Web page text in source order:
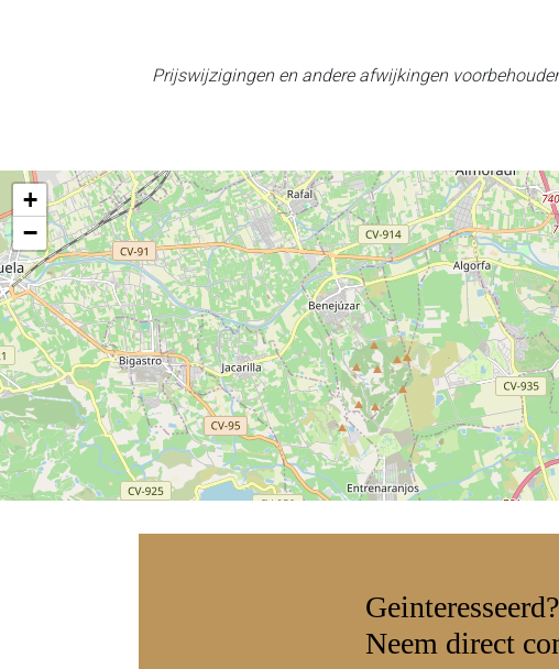
Prijswijzigingen en andere afwijkingen
+
−
Geinteresseerd?
Neem direct